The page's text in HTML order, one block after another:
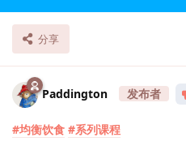
分享
Paddington
#均衡饮食 #系列课程